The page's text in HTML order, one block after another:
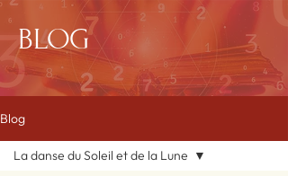
BLOG
Blog
La danse du Soleil et de la Lune